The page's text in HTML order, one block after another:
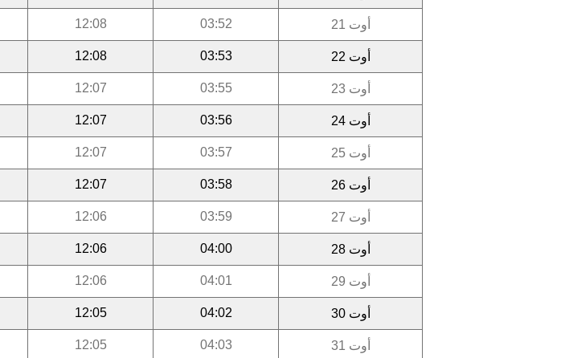
أوت 21 03:52
12:08
أوت 22 03:53
12:08
أوت 23 03:55
12:07
أوت 24 03:56
12:07
أوت 25 03:57
12:07
أوت 26 03:58
12:07
أوت 27 03:59
12:06
أوت 28 04:00
12:06
أوت 29 04:01
12:06
أوت 30 04:02
12:05
أوت 31 04:03
12:05